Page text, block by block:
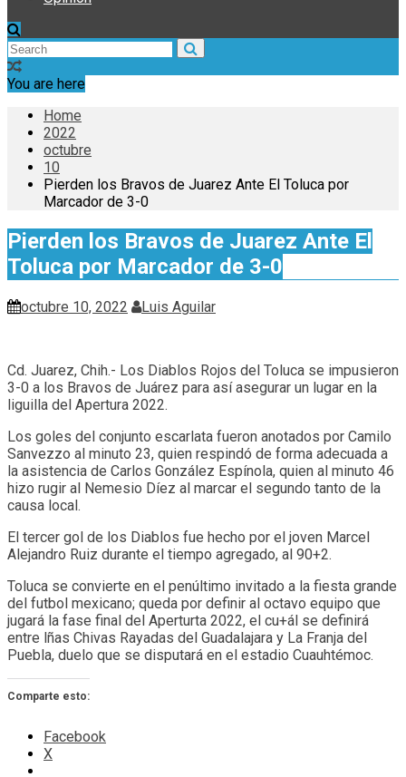
You are here
Home
2022
octubre
10
Pierden los Bravos de Juarez Ante El Toluca por
Marcador de 3-0
Pierden los Bravos de Juarez Ante El
Toluca por Marcador de 3-0
octubre 10, 2022 Luis Aguilar
Cd. Juarez, Chih.- Los Diablos Rojos del Toluca se impusieron
3-0 a los Bravos de Juárez para así asegurar un lugar en la
liguilla del Apertura 2022.
Los goles del conjunto escarlata fueron anotados por Camilo
Sanvezzo al minuto 23, quien respindó de forma adecuada a
la asistencia de Carlos González Espínola, quien al minuto 46
hizo rugir al Nemesio Díez al marcar el segundo tanto de la
causa local.
El tercer gol de los Diablos fue hecho por el joven Marcel
Alejandro Ruiz durante el tiempo agregado, al 90+2.
Toluca se convierte en el penúltimo invitado a la fiesta grande
del futbol mexicano; queda por definir al octavo equipo que
jugará la fase final del Aperturta 2022, el cu+ál se definirá
entre lñas Chivas Rayadas del Guadalajara y La Franja del
Puebla, duelo que se disputará en el estadio Cuauhtémoc.
Comparte esto:
Facebook
X